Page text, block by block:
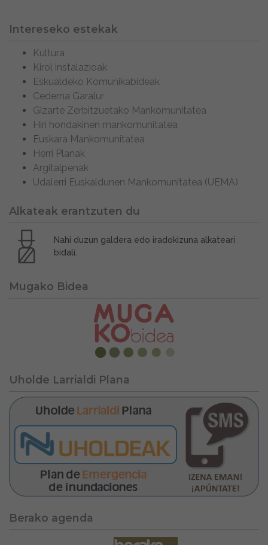
Intereseko estekak
Kultura
Kirol instalazioak
Eskualdeko Komunikabideak
Cederna Garalur
Gizarte Zerbitzuetako Mankomunitatea
Hiri hondakinen mankomunitatea
Euskara Mankomunitatea
Herri Planak
Argitalpenak
Udalerri Euskaldunen Mankomunitatea (UEMA)
Alkateak erantzuten du
Nahi duzun galdera edo iradokizuna alkateari
bidali.
Mugako Bidea
Uholde Larrialdi Plana
Berako agenda